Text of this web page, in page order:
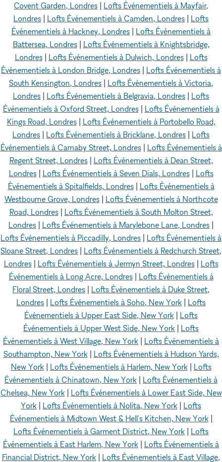
Covent Garden, Londres
Lofts Événementiels à Mayfair,
Londres
Lofts Événementiels à Camden, Londres
Lofts
Événementiels à Hackney, Londres
Lofts Événementiels à
Battersea, Londres| Lofts Événementiels à Knightsbridge,
Londres| Lofts Événementiels à Dulwich, Londres| Lofts
Événementiels à London Bridge, Londres
Lofts Événementiels à
South Kensington, Londres
Lofts Événementiels à Victoria,
Londres
Lofts Événementiels à Belgravia, Londres
Lofts
Événementiels à Oxford Street, Londres| Lofts Événementiels à
Kings Road, Londres| Lofts Événementiels à Portobello Road,
Londres
Lofts Événementiels à Bricklane, Londres
Lofts
Événementiels à Carnaby Street, Londres| Lofts Événementiels à
Regent Street, Londres| Lofts Événementiels à Dean Street,
Londres| Lofts Événementiels à Seven Dials, Londres| Lofts
Événementiels à Spitalfields, Londres| Lofts Événementiels à
Westbourne Grove, Londres| Lofts Événementiels à Northcote
Road, Londres| Lofts Événementiels à South Molton Street,
Londres
Lofts Événementiels à Marylebone Lane, Londres
Lofts Événementiels à Piccadilly, Londres
Lofts Événementiels à
Sloane Street, Londres
Lofts Événementiels à Redchurch Street,
Londres| Lofts Événementiels à Jermyn Street, Londres| Lofts
Événementiels à Long Acre, Londres| Lofts Événementiels à
Floral Street, Londres
Lofts Événementiels à Duke Street,
Londres
Lofts Événementiels à Soho, New York
Lofts
Événementiels à Upper East Side, New York
Lofts
Événementiels à Upper West Side, New York
Lofts
Événementiels à West Village, New York
Lofts Événementiels à
Southampton, New York| Lofts Événementiels à Hudson Yards,
New York| Lofts Événementiels à Harlem, New York| Lofts
Événementiels à Chinatown, New York
Lofts Événementiels à
Chelsea, New York| Lofts Événementiels à Lower East Side, New
York
Lofts Événementiels à Nolita, New York
Lofts
Événementiels à Midtown West & Hell's Kitchen, New York|
Lofts Événementiels à Garment District, New York
Lofts
Événementiels à East Harlem, New York
Lofts Événementiels à
Financial District, New York
Lofts Événementiels à East Village,